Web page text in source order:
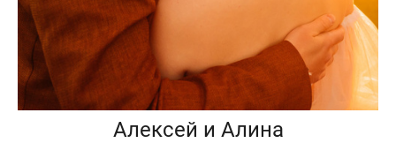
Алексей и Алина